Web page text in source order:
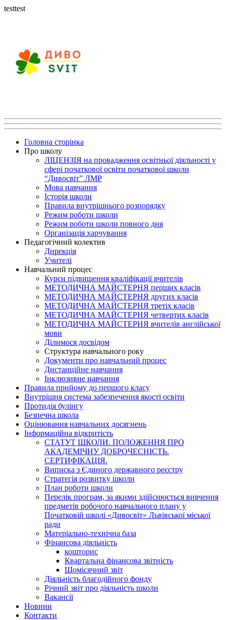
testtest
Головна сторінка
Про школу
ЛІЦЕНЗІЯ на провадження освітньої діяльності у
сфері початкової освіти початкової школи
“Дивосвіт” ЛМР
Мова навчання
Історія школи
Правила внутрішнього розпорядку
Режим роботи школи
Режим роботи школи повного дня
Організація харчування
Педагогічний колектив
Дирекція
Учителі
Навчальний процес
Курси підвищення кваліфікації вчителів
МЕТОДИЧНА МАЙСТЕРНЯ перших класів
МЕТОДИЧНА МАЙСТЕРНЯ других класів
МЕТОДИЧНА МАЙСТЕРНЯ третіх класів
МЕТОДИЧНА МАЙСТЕРНЯ четвертих класів
МЕТОДИЧНА МАЙСТЕРНЯ вчителів англійської
мови
Ділимося досвідом
Структура навчального року
Документи про навчальний процес
Дистанційне навчання
Інклюзивне навчання
Правила прийому до першого класу
Внутрішня система забезпечення якості освіти
Протидія булінгу
Безпечна школа
Оцінювання навчальних досягнень
Інформаційна відкритість
СТАТУТ ШКОЛИ. ПОЛОЖЕННЯ ПРО
АКАДЕМІЧНУ ДОБРОЧЕСНІСТЬ.
СЕРТИФІКАЦІЯ.
Виписка з Єдиного державного реєстру
Стратегія розвитку школи
План роботи школи
Перелік програм, за якими здійснюється вивчення
предметів робочого навчального плану у
Початковій школі «Дивосвіт» Львівської міської
ради
Матеріально-технічна база
Фінансова діяльність
кошторис
Квартальна фінансова звітність
Щомісячний звіт
Діяльність благодійного фонду
Річний звіт про діяльність школи
Вакансії
Новини
Контакти